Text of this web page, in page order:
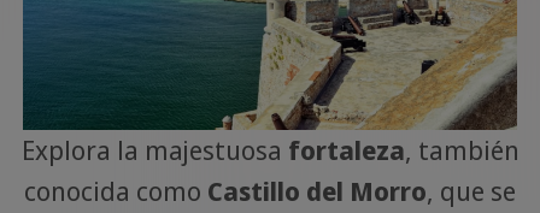
Explora la majestuosa fortaleza, también
conocida como Castillo del Morro, que se